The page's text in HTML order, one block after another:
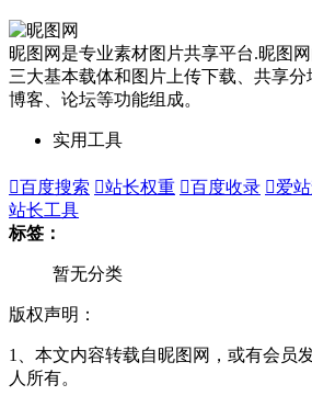
昵图网是专业素材图片共享平台.昵图
三大基本载体和图片上传下载、共享分
博客、论坛等功能组成。
实用工具
百度搜索 站长权重 百度收录 爱
站长工具
标签：
暂无分类
版权声明：
1、本文内容转载自昵图网，或有会员
人所有。